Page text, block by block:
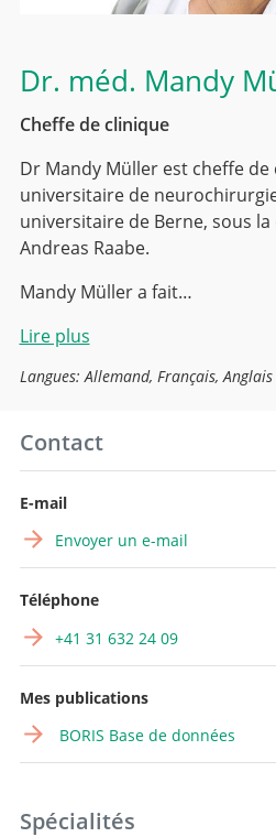
Dr. méd. Mandy
Cheffe de clinique
Dr Mandy Müller est cheffe
universitaire de
universitaire de Berne, sous
Andreas Raabe.
Mandy Müller a fait…
Lire plus
Langues: Allemand, Français, Anglais
Contact
E-mail
Envoyer un e-mail
Téléphone
+41 31 632 24 09
Mes publications
BORIS Base de données
Spécialités